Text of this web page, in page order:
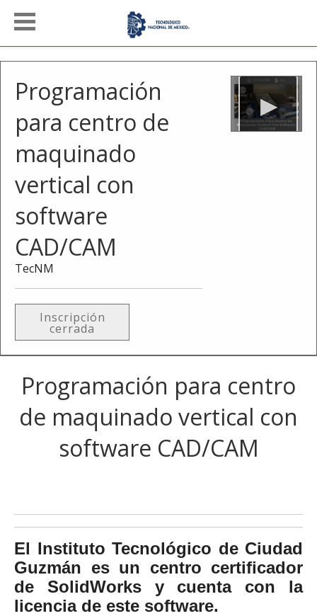
Programación
para centro de
maquinado
vertical con
software
CAD/CAM
TecNM
Inscripción
cerrada
Programación para centro
de maquinado vertical con
software CAD/CAM
El Instituto Tecnológico de Ciudad
Guzmán es un centro certificador
de SolidWorks y cuenta con la
licencia de este software.